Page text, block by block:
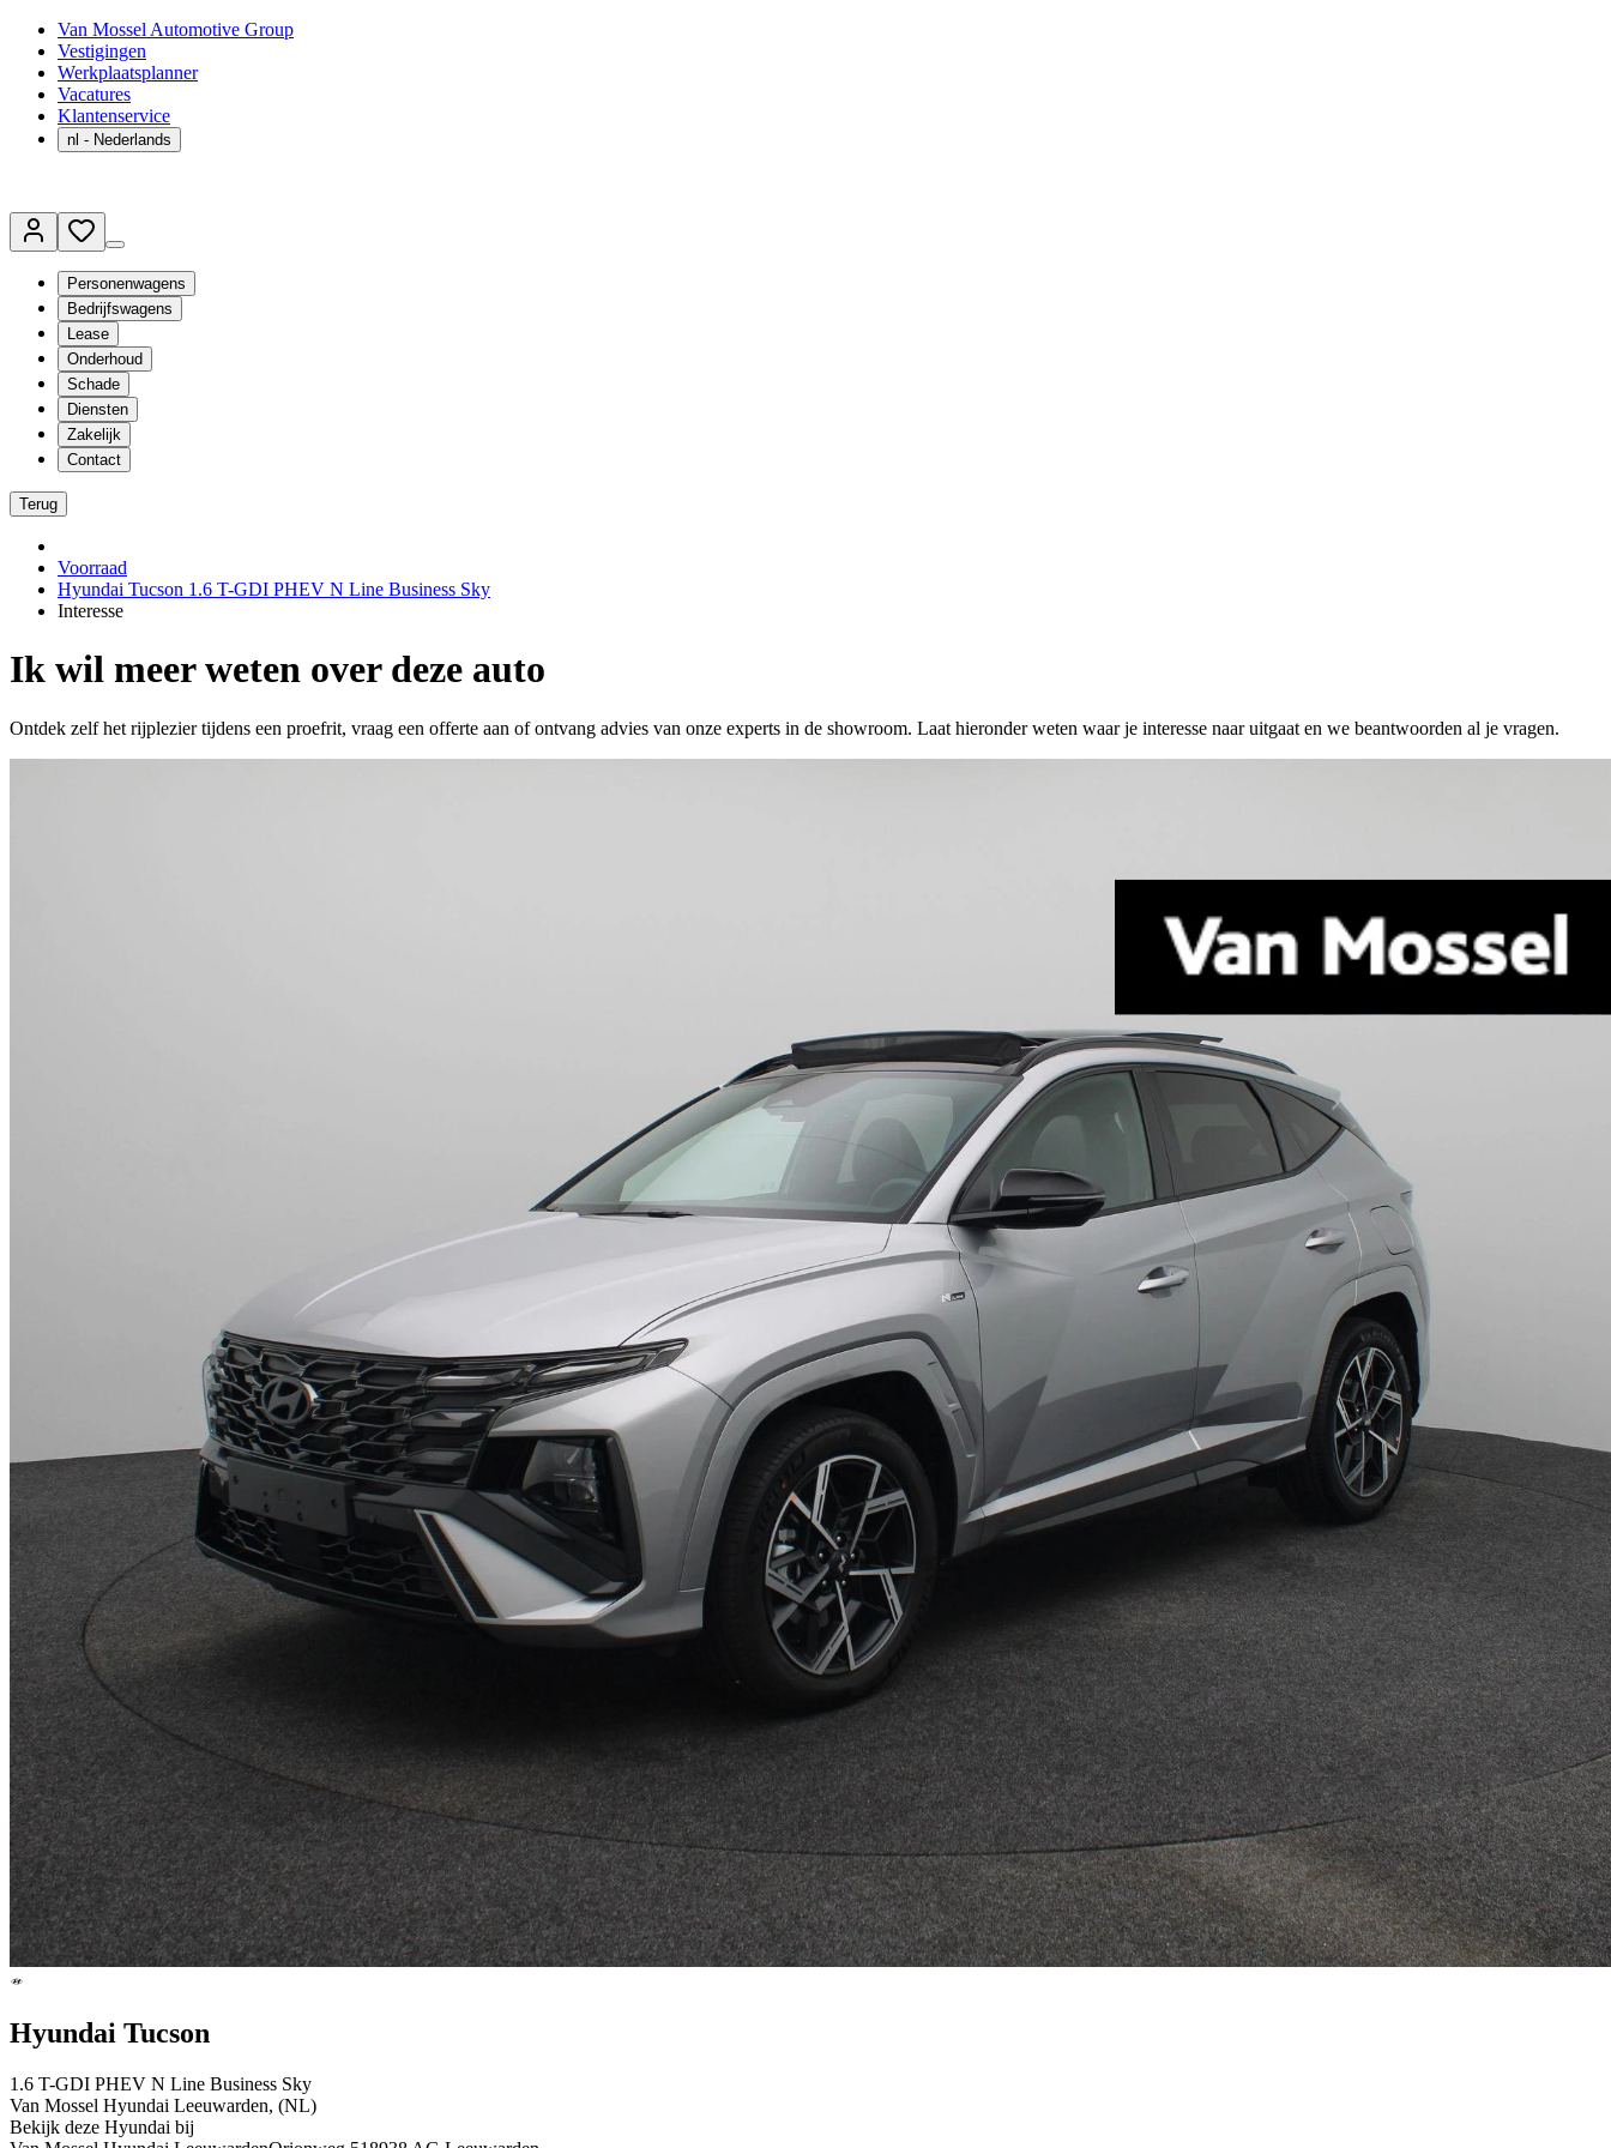
Van Mossel Automotive Group
Vestigingen
Werkplaatsplanner
Vacatures
Klantenservice
nl - Nederlands
Personenwagens
Bedrijfswagens
Lease
Onderhoud
Schade
Diensten
Zakelijk
Contact
Terug
Voorraad
Hyundai Tucson 1.6 T-GDI PHEV N Line Business Sky
Interesse
Ik wil meer weten over deze auto
Ontdek zelf het rijplezier tijdens een proefrit, vraag een offerte aan of ontvang advies van onze experts in de showroom. Laat hieronder weten waar je interesse naar uitgaat en we beantwoorden al je vragen.
Hyundai Tucson
1.6 T-GDI PHEV N Line Business Sky
Van Mossel Hyundai Leeuwarden, (NL)
Bekijk deze Hyundai bij